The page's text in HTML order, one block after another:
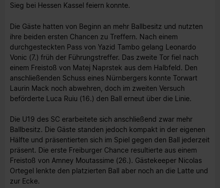
Sieg bei Hessen Kassel feiern konnte.
Die Gäste hatten von Beginn an mehr Ballbesitz und nutzten
ihre beiden ersten Chancen zu Treffern. Nach einem
durchgesteckten Pass von Yazid Tambo gelang Leonardo
Vonic (7.) früh der Führungstreffer. Das zweite Tor fiel nach
einem Freistoß von Matej Naprstek aus dem Halbfeld. Den
anschließenden Schuss eines Nürnbergers konnte Torwart
Laurin Mack noch abwehren, doch im zweiten Versuch
beförderte Luca Ruiu (16.) den Ball erneut über die Linie.
Die U19 des SC erarbeitete sich anschließend zwar mehr
Ballbesitz. Die Gäste standen jedoch kompakt in der eigenen
Hälfte und präsentierten sich im Spiel gegen den Ball jederzeit
präsent. Die erste Freiburger Chance resultierte aus einem
Freistoß von Amney Moutassime (26.). Gästekeeper Nicolas
Ortegel lenkte den platzierten Ball aber noch an die Latte und
zur Ecke.